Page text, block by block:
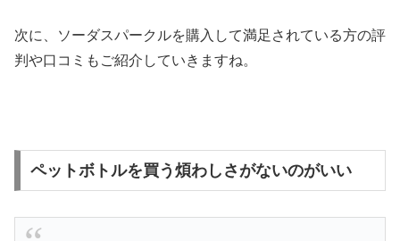
次に、ソーダスパークルを購入して満足されている方の評
判や口コミもご紹介していきますね。
ペットボトルを買う煩わしさがないのがいい